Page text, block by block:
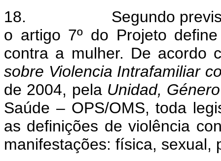
18.
Segundo
o artigo 7º do Projeto
contra a mulher. De acordo
sobre Violencia Intrafamiliar
de 2004, pela Unidad,
Saúde – OPS/OMS, toda
as definições de violência
manifestações: física, sexual,